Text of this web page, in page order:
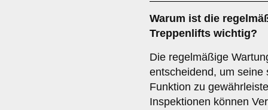
Warum ist die
Treppenlifts wichtig?
Die regelmäßige
entscheidend, um seine
Funktion zu
Inspektionen können